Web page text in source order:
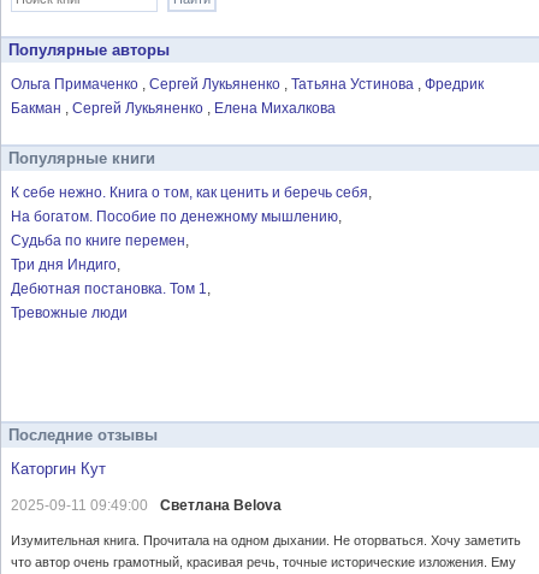
Популярные авторы
Ольга Примаченко Сергей Лукьяненко Татьяна Устинова
Фредрик
Бакман
Сергей Лукьяненко Елена Михалкова
Популярные книги
К себе нежно. Книга о том, как ценить и беречь себя
На богатом. Пособие по денежному мышлению
Судьба по книге перемен
Три дня Индиго
Дебютная постановка. Том 1
Тревожные люди
Последние отзывы
Каторгин Кут
2025-09-11 09:49:00 Светлана Belova
Изумительная книга. Прочитала на одном дыхании. Не оторваться. Хочу заметить
что автор очень грамотный, красивая речь, точные исторические изложения. Ему